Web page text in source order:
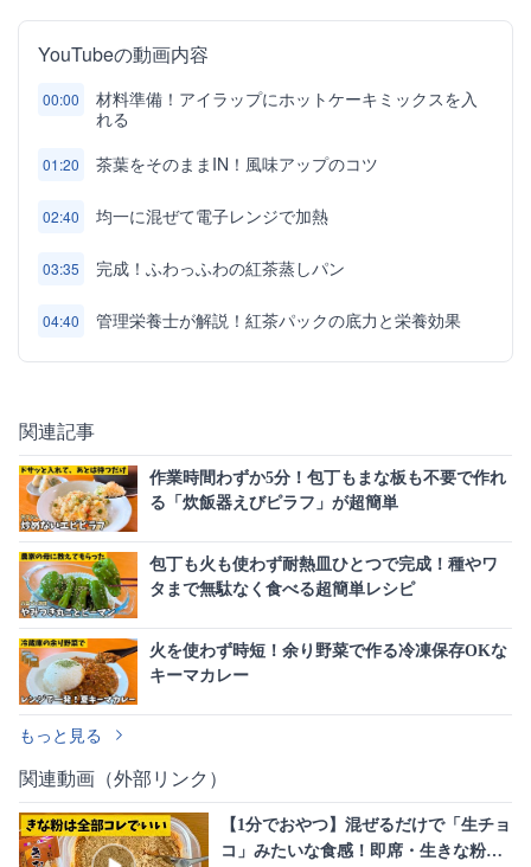
YouTubeの動画内容
00:00
材料準備！アイラップにホットケーキミックスを入
れる
01:20 茶葉をそのままIN！風味アップのコツ
02:40 均一に混ぜて電子レンジで加熱
03:35 完成！ふわっふわの紅茶蒸しパン
04:40 管理栄養士が解説！紅茶パックの底力と栄養効果
関連記事
作業時間わずか5分！包丁もまな板も不要で作れ
る「炊飯器えびピラフ」が超簡単
包丁も火も使わず耐熱皿ひとつで完成！種やワ
タまで無駄なく食べる超簡単レシピ
火を使わず時短！余り野菜で作る冷凍保存OKな
キーマカレー
もっと見る
関連動画（外部リンク）
【1分でおやつ】混ぜるだけで「生チョ
コ」みたいな食感！即席・生きな粉の